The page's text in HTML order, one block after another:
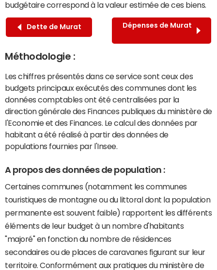
budgétaire correspond à la valeur estimée de ces biens.
Dette de Murat Dépenses de Murat
Méthodologie :
Les chiffres présentés dans ce service sont ceux des
budgets principaux exécutés des communes dont les
données comptables ont été centralisées par la
direction générale des Finances publiques du ministère de
l'Economie et des Finances. Le calcul des données par
habitant a été réalisé à partir des données de
populations fournies par l'Insee.
A propos des données de population :
Certaines communes (notamment les communes
touristiques de montagne ou du littoral dont la population
permanente est souvent faible) rapportent les différents
éléments de leur budget à un nombre d'habitants
"majoré" en fonction du nombre de résidences
secondaires ou de places de caravanes figurant sur leur
territoire. Conformément aux pratiques du ministère de